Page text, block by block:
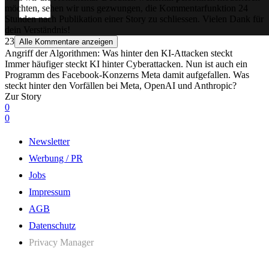
möchten, sehen wir uns gezwungen, die Kommentarfunktion 24
Stunden nach Publikation einer Story zu schliessen. Vielen Dank für
dein Verständnis!
23 Alle Kommentare anzeigen
Angriff der Algorithmen: Was hinter den KI-Attacken steckt
Immer häufiger steckt KI hinter Cyberattacken. Nun ist auch ein
Programm des Facebook-Konzerns Meta damit aufgefallen. Was
steckt hinter den Vorfällen bei Meta, OpenAI und Anthropic?
Zur Story
0
0
Newsletter
Werbung / PR
Jobs
Impressum
AGB
Datenschutz
Privacy Manager